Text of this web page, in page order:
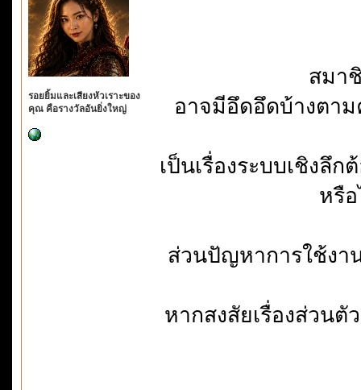
รอยยิ้มและเสียงหัวเราะของ
คุณ คือรางวัลอันยิ่งใหญ่
สมา
อาจมีอึดอึดบ้างตา
เป็นเรื่องระบบเชิงลึ
หรื
ส่วนปัญหาการใช้ง
หากสงสัยเรื่องส่วน